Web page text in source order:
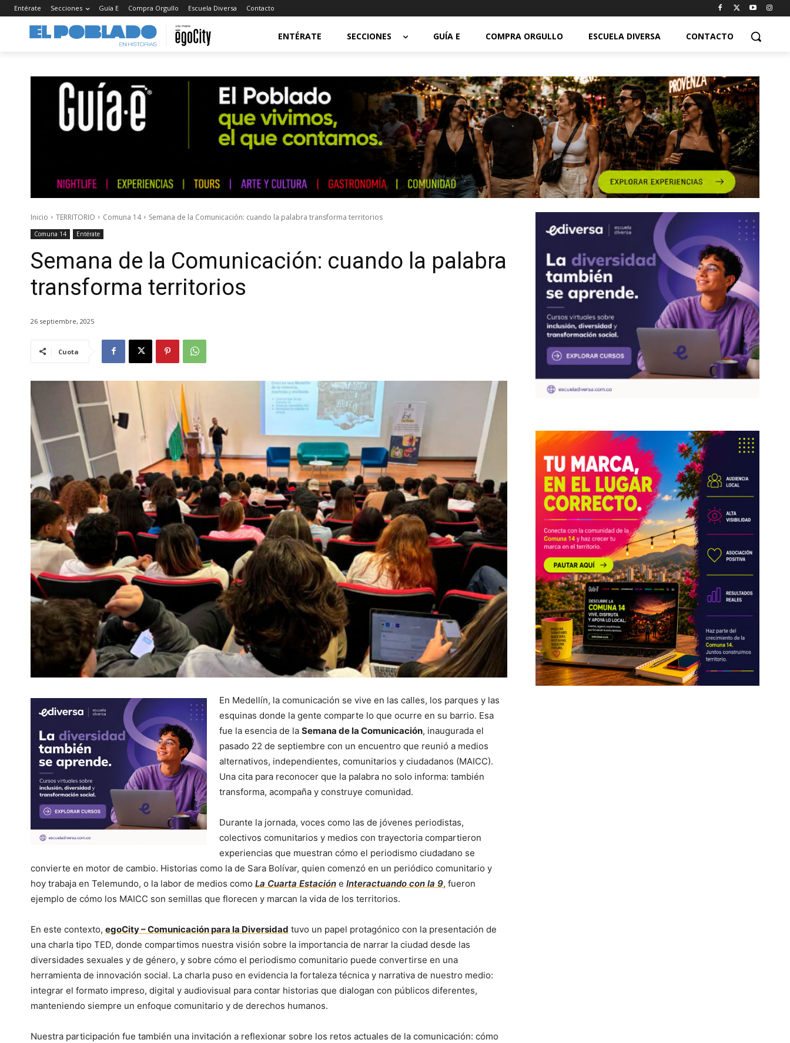
Entérate Secciones Guía E Compra Orgullo Escuela Diversa Contacto
ENTÉRATE SECCIONES GUÍA E COMPRA ORGULLO ESCUELA DIVERSA CONTACTO
Inicio TERRITORIO Comuna 14 Semana de la Comunicación: cuando la palabra transforma territorios
Comuna 14 Entérate
Semana de la Comunicación: cuando la palabra
transforma territorios
26 septiembre, 2025
Cuota
En Medellín, la comunicación se vive en las calles, los parques y las
esquinas donde la gente comparte lo que ocurre en su barrio. Esa
fue la esencia de la Semana de la Comunicación, inaugurada el
pasado 22 de septiembre con un encuentro que reunió a medios
alternativos, independientes, comunitarios y ciudadanos (MAICC).
Una cita para reconocer que la palabra no solo informa: también
transforma, acompaña y construye comunidad.
Durante la jornada, voces como las de jóvenes periodistas,
colectivos comunitarios y medios con trayectoria compartieron
experiencias que muestran cómo el periodismo ciudadano se
convierte en motor de cambio. Historias como la de Sara Bolívar, quien comenzó en un periódico comunitario y
hoy trabaja en Telemundo, o la labor de medios como La Cuarta Estación e Interactuando con la 9, fueron
ejemplo de cómo los MAICC son semillas que florecen y marcan la vida de los territorios.
En este contexto, egoCity – Comunicación para la Diversidad tuvo un papel protagónico con la presentación de
una charla tipo TED, donde compartimos nuestra visión sobre la importancia de narrar la ciudad desde las
diversidades sexuales y de género, y sobre cómo el periodismo comunitario puede convertirse en una
herramienta de innovación social. La charla puso en evidencia la fortaleza técnica y narrativa de nuestro medio:
integrar el formato impreso, digital y audiovisual para contar historias que dialogan con públicos diferentes,
manteniendo siempre un enfoque comunitario y de derechos humanos.
Nuestra participación fue también una invitación a reflexionar sobre los retos actuales de la comunicación: cómo